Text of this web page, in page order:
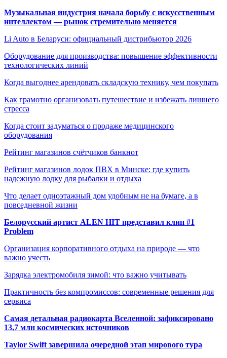
Музыкальная индустрия начала борьбу с искусственным
интеллектом — рынок стремительно меняется
Li Auto в Беларуси: официальный дистрибьютор 2026
Оборудование для производства: повышение эффективности
технологических линий
Когда выгоднее арендовать складскую технику, чем покупать
Как грамотно организовать путешествие и избежать лишнего
стресса
Когда стоит задуматься о продаже медицинского
оборудования
Рейтинг магазинов счётчиков банкнот
Рейтинг магазинов лодок ПВХ в Минске: где купить
надежную лодку для рыбалки и отдыха
Что делает одноэтажный дом удобным не на бумаге, а в
повседневной жизни
Белорусский артист ALEN HIT представил клип #1
Problem
Организация корпоративного отдыха на природе — что
важно учесть
Зарядка электромобиля зимой: что важно учитывать
Практичность без компромиссов: современные решения для
сервиса
Самая детальная радиокарта Вселенной: зафиксировано
13,7 млн космических источников
Taylor Swift завершила очередной этап мирового тура